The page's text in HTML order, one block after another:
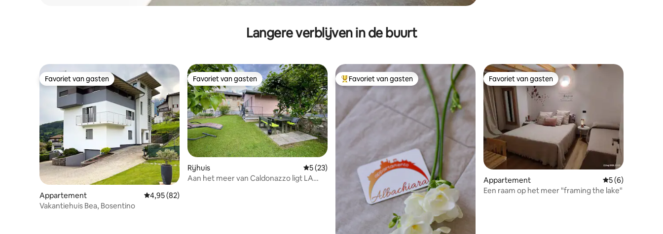
Langere verblijven in de buurt
Favoriet van gasten
Favoriet van gasten
Appartement Gemiddelde beoordeling van 4,95 op 5, 82 recensies
4,95 (82)
Vakantiehuis Bea, Bosentino
Favoriet van gasten
Favoriet van gasten
Rijhuis Gemiddelde beoordeling van 5 op 5, 23 recensies
5 (23)
Aan het meer van Caldonazzo ligt LA
Topfavoriet van gasten
Favoriet van gasten Favoriet van gasten
Favoriet van gasten
Appartement Gemiddelde
5 (6)
Een raam op het meer "framing the lake"